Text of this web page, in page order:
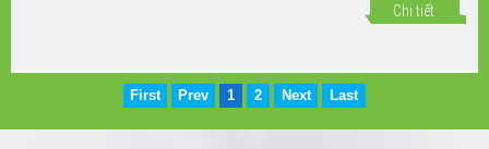
Chi tiết
First Prev 1 2 Next Last